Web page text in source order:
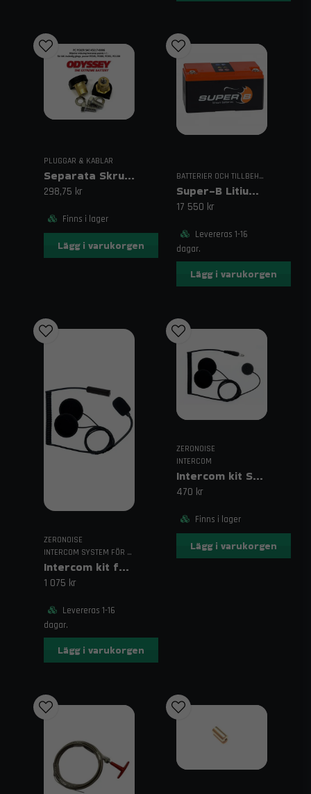
PLUGGAR & KABLAR
Separata Skruvbara Poler till Odyssey
298,75 kr
Finns i lager
Lägg i varukorgen
BATTERIER OCH TILLBEHÖR
Super-B Litiumjonbatteri
17 550 kr
Levereras 1-16
dagar.
Lägg i varukorgen
ZERONOISE
INTERCOM SYSTEM FÖR RACING
Intercom kit för öppna hjälmar med nexus anslutning
1 075 kr
Levereras 1-16
dagar.
Lägg i varukorgen
ZERONOISE
INTERCOM
Intercom kit STEREO 6,33mm anslutning ZN Valiant
470 kr
Finns i lager
Lägg i varukorgen